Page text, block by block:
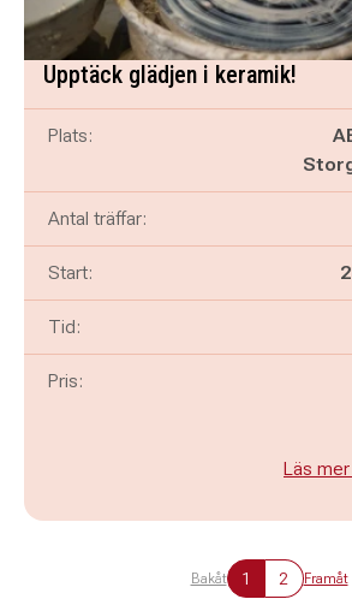
Upptäck glädjen i keramik!
Plats:
Antal träffar:
Start:
Tid:
Pris:
Läs
Bakåt 1 2 Framåt